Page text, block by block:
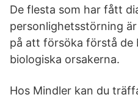
De flesta som har fått
personlighetsstörning
på att försöka förstå de
biologiska orsakerna.
Hos Mindler kan du